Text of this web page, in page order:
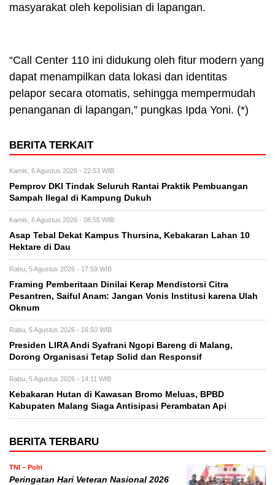
masyarakat oleh kepolisian di lapangan.
“Call Center 110 ini didukung oleh fitur modern yang
dapat menampilkan data lokasi dan identitas
pelapor secara otomatis, sehingga mempermudah
penanganan di lapangan,” pungkas Ipda Yoni. (*)
BERITA TERKAIT
Kamis, 6 Agustus 2026 - 22:53 WIB
Pemprov DKI Tindak Seluruh Rantai Praktik Pembuangan
Sampah Ilegal di Kampung Dukuh
Kamis, 6 Agustus 2026 - 08:55 WIB
Asap Tebal Dekat Kampus Thursina, Kebakaran Lahan 10
Hektare di Dau
Rabu, 5 Agustus 2026 - 17:59 WIB
Framing Pemberitaan Dinilai Kerap Mendistorsi Citra
Pesantren, Saiful Anam: Jangan Vonis Institusi karena Ulah
Oknum
Rabu, 5 Agustus 2026 - 16:50 WIB
Presiden LIRA Andi Syafrani Ngopi Bareng di Malang,
Dorong Organisasi Tetap Solid dan Responsif
Rabu, 5 Agustus 2026 - 14:11 WIB
Kebakaran Hutan di Kawasan Bromo Meluas, BPBD
Kabupaten Malang Siaga Antisipasi Perambatan Api
BERITA TERBARU
TNI – Polri
Peringatan Hari Veteran Nasional 2026